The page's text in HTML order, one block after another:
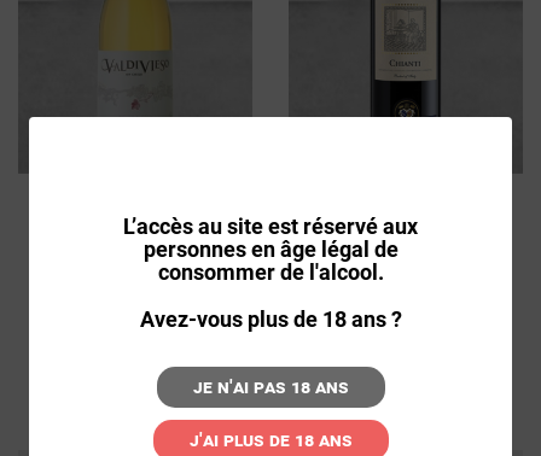
L’accès au site est réservé aux
personnes en âge légal de
consommer de l'alcool.
Avez-vous plus de 18 ans ?
Je n'ai pas 18 ans
J'ai plus de 18 ans
CENTRALE/CURICO
VALDIVIESO CHARDONNAY
2018
18,40€
Voir la fiche
Ajouter au panier
D.O.C.G. ROUGE STROZZI
2022
20,34€
Ajouter au panier